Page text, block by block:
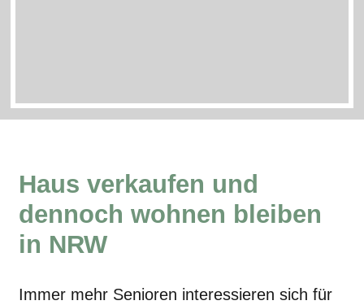
Haus verkaufen und
dennoch wohnen bleiben
in NRW
Immer mehr Senioren interessieren sich für